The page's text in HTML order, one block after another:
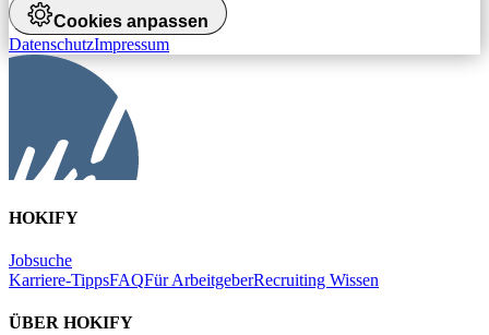
Cookies anpassen
DatenschutzImpressum
HOKIFY
Jobsuche
Karriere-TippsFAQFür ArbeitgeberRecruiting Wissen
ÜBER HOKIFY